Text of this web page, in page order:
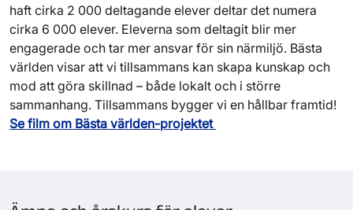
haft cirka 2 000 deltagande elever deltar det numera
cirka 6 000 elever. Eleverna som deltagit blir mer
engagerade och tar mer ansvar för sin närmiljö. Bästa
världen visar att vi tillsammans kan skapa kunskap och
mod att göra skillnad – både lokalt och i större
sammanhang. Tillsammans bygger vi en hållbar framtid!
Se film om Bästa världen-projektet